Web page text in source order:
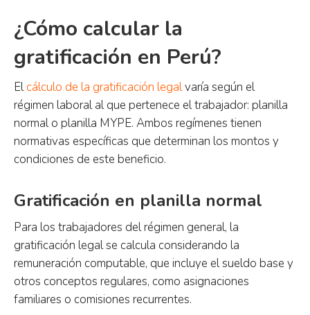
¿Cómo calcular la
gratificación en Perú?
Elcálculo de la gratificación legalvaría según el
régimen laboral al que pertenece el trabajador: planilla
normal o planilla MYPE. Ambos regímenes tienen
normativas específicas que determinan los montos y
condiciones de este beneficio.
Gratificación en planilla normal
Para los trabajadores del régimen general, la
gratificación legal se calcula considerando la
remuneración computable, que incluye el sueldo base y
otros conceptos regulares, como asignaciones
familiares o comisiones recurrentes.